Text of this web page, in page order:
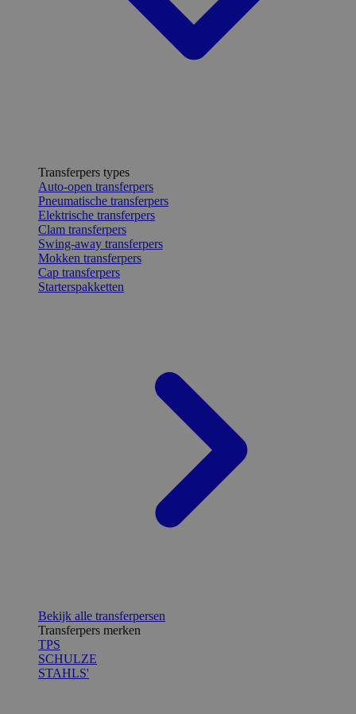
Transferpers types
Auto-open transferpers
Pneumatische transferpers
Elektrische transferpers
Clam transferpers
Swing-away transferpers
Mokken transferpers
Cap transferpers
Starterspakketten
Bekijk alle transferpersen
Transferpers merken
TPS
SCHULZE
STAHLS'